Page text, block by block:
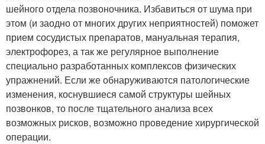
шейного отдела позвоночника. Избавиться от шума при
этом (и заодно от многих других неприятностей) поможет
прием сосудистых препаратов, мануальная терапия,
электрофорез, а так же регулярное выполнение
специально разработанных комплексов физических
упражнений. Если же обнаруживаются патологические
изменения, коснувшиеся самой структуры шейных
позвонков, то после тщательного анализа всех
возможных рисков, возможно проведение хирургической
операции.